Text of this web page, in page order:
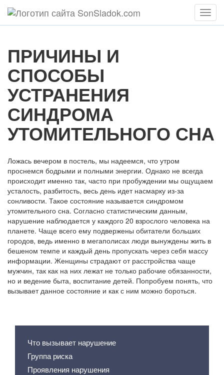
Меню
ПРИЧИНЫ И
СПОСОБЫ
УСТРАНЕНИЯ
СИНДРОМА
УТОМИТЕЛЬНОГО СНА
Ложась вечером в постель, мы надеемся, что утром
проснемся бодрыми и полными энергии. Однако не всегда
происходит именно так, часто при пробуждении мы ощущаем
усталость, разбитость, весь день идет насмарку из-за
сонливости. Такое состояние называется синдромом
утомительного сна. Согласно статистическим данным,
нарушение наблюдается у каждого 20 взрослого человека на
планете. Чаще всего ему подвержены обитатели больших
городов, ведь именно в мегаполисах люди вынуждены жить в
бешеном темпе и каждый день пропускать через себя массу
информации. Женщины страдают от расстройства чаще
мужчин, так как на них лежат не только рабочие обязанности,
но и ведение быта, воспитание детей. Попробуем понять, что
вызывает данное состояние и как с ним можно бороться.
Что вызывает нарушение
Группа риска
Проявления нарушения